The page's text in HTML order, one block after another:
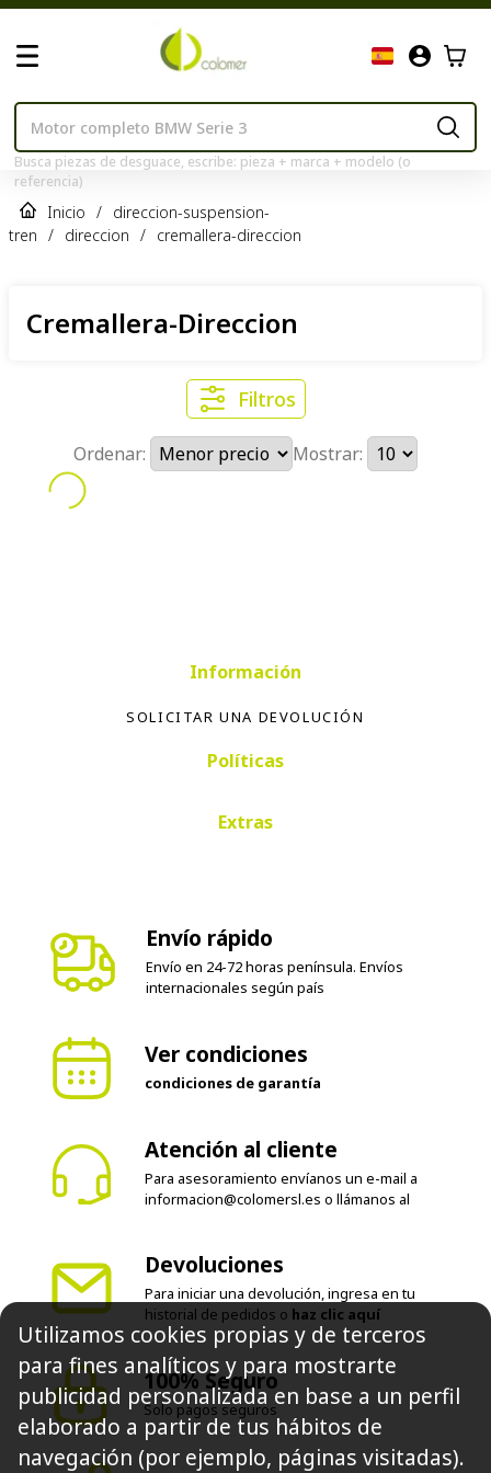
Busca piezas de desguace, escribe: pieza + marca + modelo (o
referencia)
Inicio / direccion-suspension-
tren / direccion / cremallera-direccion
Cremallera-Direccion
Filtros
Ordenar: Mostrar:
Información
SOLICITAR UNA DEVOLUCIÓN
Políticas
Extras
Envío rápido
Envío en 24-72 horas península. Envíos
internacionales según país
Ver condiciones
condiciones de garantía
Atención al cliente
Para asesoramiento envíanos un e-mail a
informacion@colomersl.es o llámanos al
Devoluciones
Para iniciar una devolución, ingresa en tu
historial de pedidos o haz clic aquí
100% Seguro
Solo pagos seguros
Utilizamos cookies propias y de terceros
para fines analíticos y para mostrarte
publicidad personalizada en base a un perfil
elaborado a partir de tus hábitos de
navegación (por ejemplo, páginas visitadas).